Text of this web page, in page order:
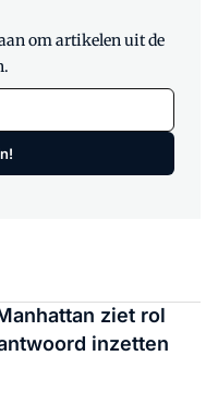
om artikelen uit de
ziet rol
inzetten